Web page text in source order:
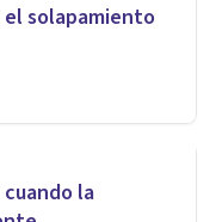
el solapamiento
la